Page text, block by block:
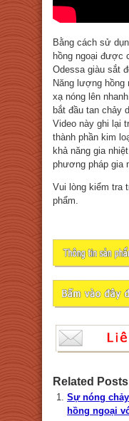
Bằng cách sử
hồng ngoại được
Odessa giàu sắt
Năng lượng
xạ nóng lên
bắt đầu tan chảy
Video này ghi lại
thành phần kim
khả năng gia
phương pháp gia
Vui lòng kiểm tra
phẩm.
Related
Sự nóng
hồng ngoại